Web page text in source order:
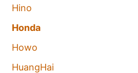
Hino
Honda
Howo
HuangHai